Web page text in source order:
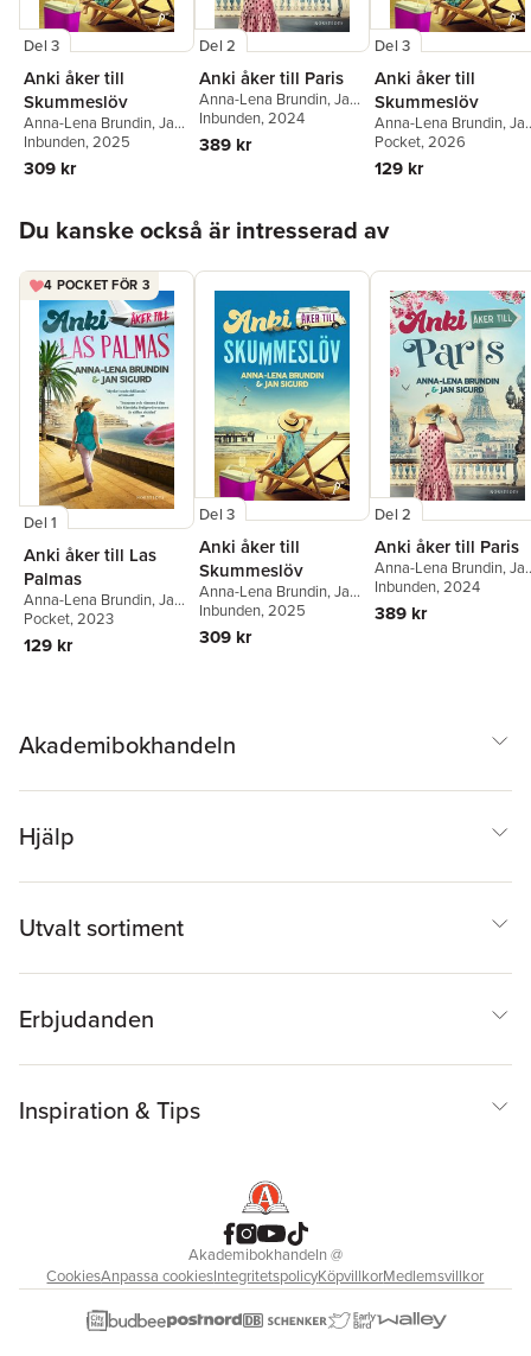
Del 3
Anki åker till
Skummeslöv
Anna-Lena Brundin,Jan
Sigurd
Inbunden, 2025
309 kr
Del 2
Anki åker till Paris
Anna-Lena Brundin,Jan
Sigurd
Inbunden, 2024
389 kr
Del 3
Anki åker till
Skummeslöv
Anna-Lena Brundin,
Sigurd
Pocket, 2026
129 kr
Du kanske också är intresserad av
4 POCKET FÖR 3
Del 1
Anki åker till Las
Palmas
Anna-Lena Brundin,Jan
Sigurd
Pocket, 2023
129 kr
Del 3
Anki åker till
Skummeslöv
Anna-Lena Brundin,Jan
Sigurd
Inbunden, 2025
309 kr
Del 2
Anki åker till Paris
Anna-Lena Brundin,
Sigurd
Inbunden, 2024
389 kr
Akademibokhandeln
Hjälp
Utvalt sortiment
Erbjudanden
Inspiration & Tips
Akademibokhandeln@
CookiesAnpassa cookiesIntegritetspolicyKöpvillkorMedlemsvillkor